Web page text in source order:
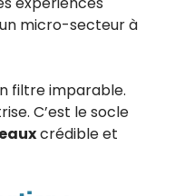
micro-secteur à
filtre imparable.
C’est le socle
crédible et